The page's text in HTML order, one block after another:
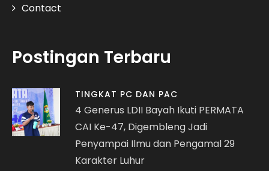
Contact
Postingan Terbaru
TINGKAT PC DAN PAC
4 Generus LDII Bayah Ikuti PERMATA
CAI Ke-47, Digembleng Jadi
Penyampai Ilmu dan Pengamal 29
Karakter Luhur